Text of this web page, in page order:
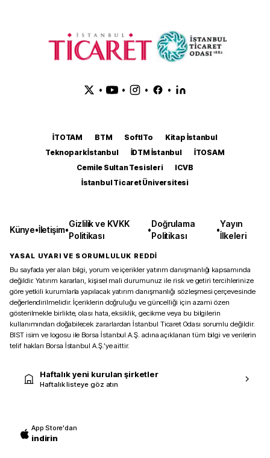
• • • •
İTOTAM BTM SoftITo
Kitap İstanbul
Teknopark İstanbul
İDTM İstanbul
İTOSAM
Cemile Sultan Tesisleri
ICVB
İstanbul Ticaret Üniversitesi
Künye•İletişim•
Gizlilik ve KVKK
Politikası
•
Doğrulama
Politikası
•
Yayın
İlkeleri
YASAL UYARI VE SORUMLULUK REDDİ
Bu sayfada yer alan bilgi, yorum ve içerikler yatırım danışmanlığı kapsamında
değildir. Yatırım kararları, kişisel mali durumunuz ile risk ve getiri tercihlerinize
göre yetkili kurumlarla yapılacak yatırım danışmanlığı sözleşmesi çerçevesinde
değerlendirilmelidir. İçeriklerin doğruluğu ve güncelliği için azami özen
gösterilmekle birlikte, olası hata, eksiklik, gecikme veya bu bilgilerin
kullanımından doğabilecek zararlardan İstanbul Ticaret Odası sorumlu değildir.
BIST isim ve logosu ile Borsa İstanbul A.Ş. adına açıklanan tüm bilgi ve verilerin
telif hakları Borsa İstanbul A.Ş.’ye aittir.
Haftalık yeni kurulan şirketler
Haftalık listeye göz atın
App Store'dan
indirin